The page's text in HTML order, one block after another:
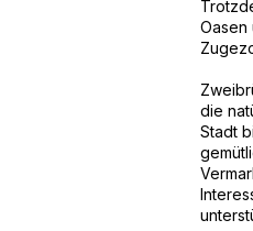
Oasen
die
Stadt